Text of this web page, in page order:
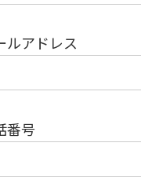
ルアドレス
番号